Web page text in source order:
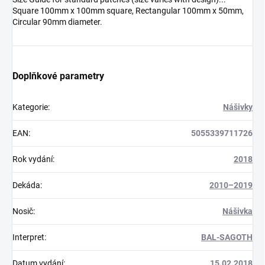
Square 100mm x 100mm square, Rectangular 100mm x 50mm,
Circular 90mm diameter.
Doplňkové parametry
Kategorie: Nášivky
EAN: 5055339711726
Rok vydání: 2018
Dekáda: 2010–2019
Nosič: Nášivka
Interpret: BAL-SAGOTH